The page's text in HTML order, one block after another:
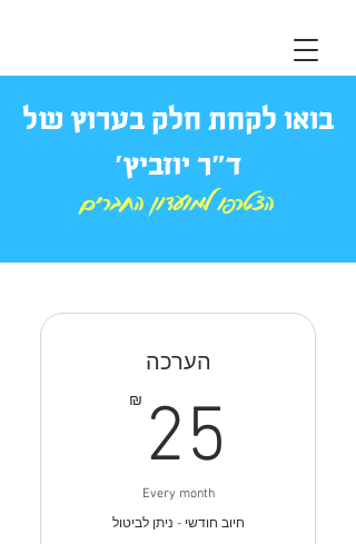
בואו לקחת חלק בערוץ של
ד״ר יוזביץ׳
הצטרפו למועדון החברים
הערכה
₪ 25
Every month
חיוב חודשי - ניתן לביטול